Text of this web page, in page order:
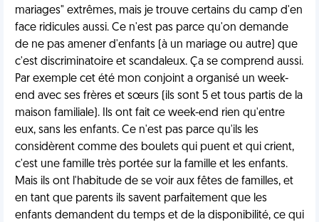
mariages" extrêmes, mais je trouve certains du camp d'en
face ridicules aussi. Ce n'est pas parce qu'on demande
de ne pas amener d'enfants (à un mariage ou autre) que
c'est discriminatoire et scandaleux. Ça se comprend aussi.
Par exemple cet été mon conjoint a organisé un week-
end avec ses frères et sœurs (ils sont 5 et tous partis de la
maison familiale). Ils ont fait ce week-end rien qu'entre
eux, sans les enfants. Ce n'est pas parce qu'ils les
considèrent comme des boulets qui puent et qui crient,
c'est une famille très portée sur la famille et les enfants.
Mais ils ont l'habitude de se voir aux fêtes de familles, et
en tant que parents ils savent parfaitement que les
enfants demandent du temps et de la disponibilité, ce qui